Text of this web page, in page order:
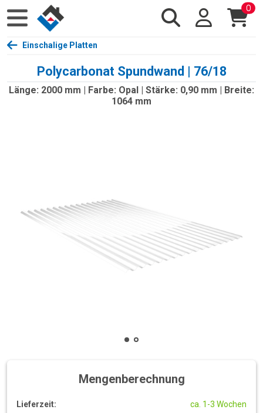
0
Einschalige Platten
Polycarbonat Spundwand | 76/18
Länge: 2000 mm | Farbe: Opal | Stärke: 0,90 mm | Breite:
1064 mm
Mengenberechnung
Lieferzeit: ca. 1-3 Wochen